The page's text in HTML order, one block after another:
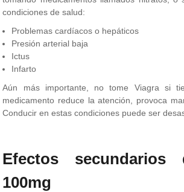
condiciones de salud:
Problemas cardíacos o hepáticos
Presión arterial baja
Ictus
Infarto
Aún más importante, no tome Viagra si
medicamento reduce la atención, provoca
Conducir en estas condiciones puede ser
Efectos secundarios
100mg